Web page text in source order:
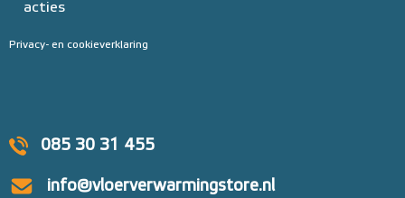
085 30 31 455
info@vloerverwarmingstore.nl
acties
Privacy- en cookieverklaring